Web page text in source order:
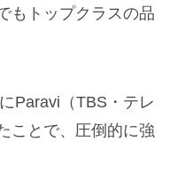
もトップクラスの品
Paravi（TBS・テレ
ことで、圧倒的に強